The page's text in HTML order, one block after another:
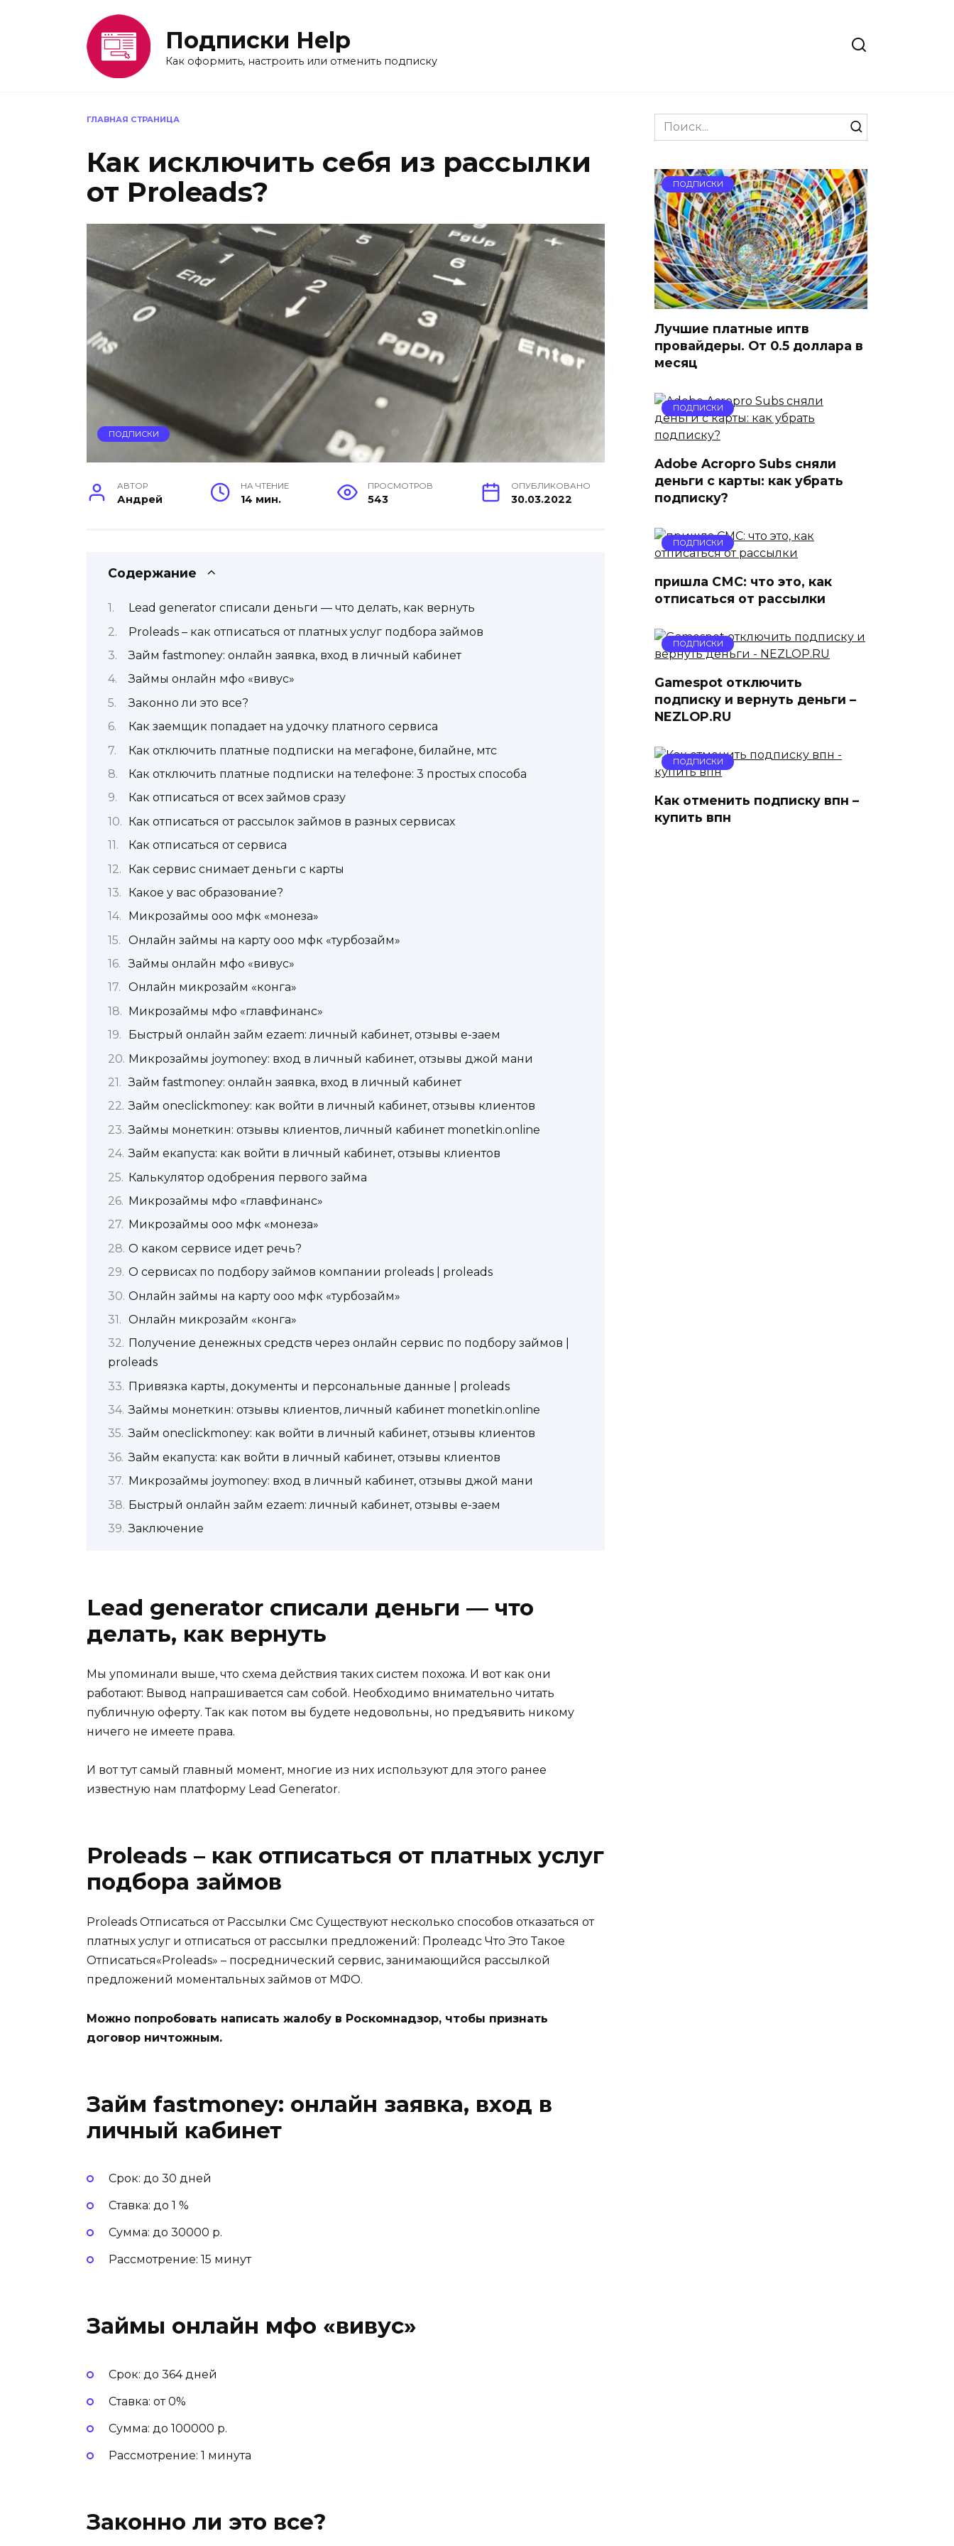
Подписки Help
Как оформить, настроить или отменить подписку
ГЛАВНАЯ СТРАНИЦА
Как исключить себя из рассылки
от Proleads?
ПОДПИСКИ
АВТОР
Андрей
НА ЧТЕНИЕ
14 мин.
ПРОСМОТРОВ
543
ОПУБЛИКОВАНО
30.03.2022
Содержание
Lead generator списали деньги — что делать, как вернуть
Proleads – как отписаться от платных услуг подбора займов
Займ fastmoney: онлайн заявка, вход в личный кабинет
Займы онлайн мфо «вивус»
Законно ли это все?
Как заемщик попадает на удочку платного сервиса
Как отключить платные подписки на мегафоне, билайне, мтс
Как отключить платные подписки на телефоне: 3 простых способа
Как отписаться от всех займов сразу
Как отписаться от рассылок займов в разных сервисах
Как отписаться от сервиса
Как сервис снимает деньги с карты
Какое у вас образование?
Микрозаймы ооо мфк «монеза»
Онлайн займы на карту ооо мфк «турбозайм»
Займы онлайн мфо «вивус»
Онлайн микрозайм «конга»
Микрозаймы мфо «главфинанс»
Быстрый онлайн займ ezaem: личный кабинет, отзывы е-заем
Микрозаймы joymoney: вход в личный кабинет, отзывы джой мани
Займ fastmoney: онлайн заявка, вход в личный кабинет
Займ oneclickmoney: как войти в личный кабинет, отзывы клиентов
Займы монеткин: отзывы клиентов, личный кабинет monetkin.online
Займ екапуста: как войти в личный кабинет, отзывы клиентов
Калькулятор одобрения первого займа
Микрозаймы мфо «главфинанс»
Микрозаймы ооо мфк «монеза»
О каком сервисе идет речь?
О сервисах по подбору займов компании proleads | proleads
Онлайн займы на карту ооо мфк «турбозайм»
Онлайн микрозайм «конга»
Получение денежных средств через онлайн сервис по подбору займов |
proleads
Привязка карты, документы и персональные данные | proleads
Займы монеткин: отзывы клиентов, личный кабинет monetkin.online
Займ oneclickmoney: как войти в личный кабинет, отзывы клиентов
Займ екапуста: как войти в личный кабинет, отзывы клиентов
Микрозаймы joymoney: вход в личный кабинет, отзывы джой мани
Быстрый онлайн займ ezaem: личный кабинет, отзывы е-заем
Заключение
Lead generator списали деньги — что
делать, как вернуть
Мы упоминали выше, что схема действия таких систем похожа. И вот как они
работают: Вывод напрашивается сам собой. Необходимо внимательно читать
публичную оферту. Так как потом вы будете недовольны, но предъявить никому
ничего не имеете права.
И вот тут самый главный момент, многие из них используют для этого ранее
известную нам платформу Lead Generator.
Proleads – как отписаться от платных услуг
подбора займов
Proleads Отписаться от Рассылки Смс Существуют несколько способов отказаться от
платных услуг и отписаться от рассылки предложений: Пролеадс Что Это Такое
Отписаться«Proleads» – посреднический сервис, занимающийся рассылкой
предложений моментальных займов от МФО.
Можно попробовать написать жалобу в Роскомнадзор, чтобы признать
договор ничтожным.
Займ fastmoney: онлайн заявка, вход в
личный кабинет
Срок: до 30 дней
Ставка: до 1 %
Сумма: до 30000 р.
Рассмотрение: 15 минут
Займы онлайн мфо «вивус»
Срок: до 364 дней
Ставка: от 0%
Сумма: до 100000 р.
Рассмотрение: 1 минута
Законно ли это все?
Search
for:
ПОДПИСКИ
Лучшие платные иптв
провайдеры. От 0.5 доллара в
месяц
ПОДПИСКИ
Adobe Acropro Subs сняли
деньги с карты: как убрать
подписку?
ПОДПИСКИ
пришла СМС: что это, как
отписаться от рассылки
ПОДПИСКИ
Gamespot отключить
подписку и вернуть деньги –
NEZLOP.RU
ПОДПИСКИ
Как отменить подписку впн –
купить впн